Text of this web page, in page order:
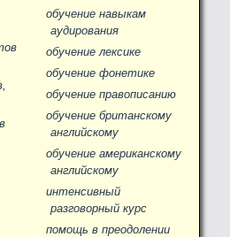
обучение навыкам
аудирования
обучение лексике
обучение фонетике
обучение правописанию
обучение британскому
английскому
обучение американскому
английскому
интенсивный
разговорный курс
помощь в преодолении